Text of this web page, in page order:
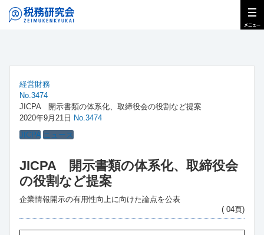
経営財務
No.3474
JICPA 開示書類の体系化、取締役会の役割など提案
2020年9月21日 No.3474
JICPA ニュース
JICPA 開示書類の体系化、取締役会
の役割など提案
企業情報開示の有用性向上に向けた論点を公表
( 04頁)